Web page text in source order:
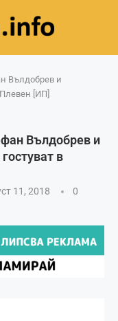
Вълдобрев и
[ИП]
Вълдобрев и
в
11, 2018
0